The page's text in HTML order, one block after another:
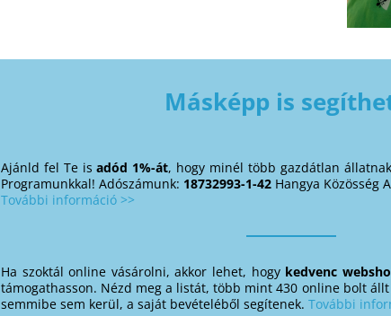
Másképp is
Ajánld fel Te isadód 1%-át, hogy minél több gazdátlan
Programunkkal! Adószámunk: 18732993-1-42 Hangya Közösség
További információ >>
Ha szoktál online vásárolni, akkor lehet, hogy kedvenc
támogathasson. Nézd meg a listát, több mint 430 online bolt
semmibe sem kerül, a saját bevételéből segítenek. További